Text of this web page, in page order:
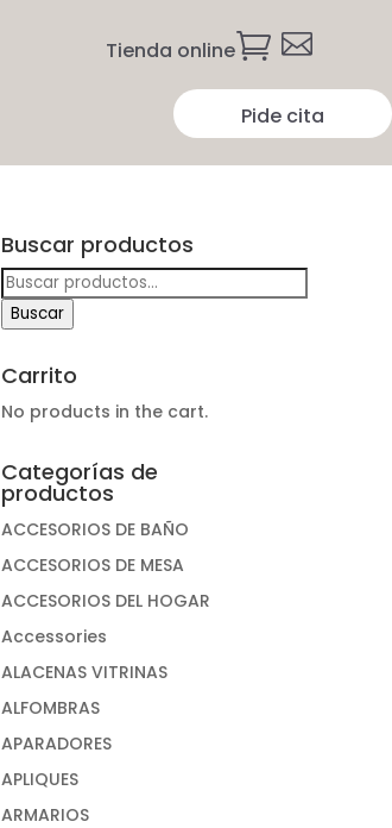
Tienda online 
Pide cita
Buscar productos
Buscar
por:
Buscar
Carrito
No products in the cart.
Categorías de
productos
ACCESORIOS DE BAÑO
ACCESORIOS DE MESA
ACCESORIOS DEL HOGAR
Accessories
ALACENAS VITRINAS
ALFOMBRAS
APARADORES
APLIQUES
ARMARIOS